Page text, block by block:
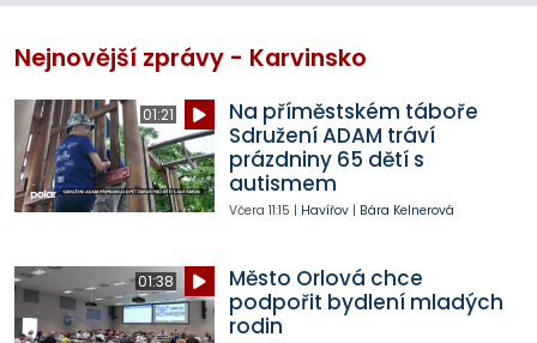
Nejnovější zprávy - Karvinsko
01:21
Na příměstském táboře
Sdružení ADAM tráví
prázdniny 65 dětí s
autismem
Včera 11:15 | Havířov| Bára Kelnerová
01:38
Město Orlová chce
podpořit bydlení mladých
rodin